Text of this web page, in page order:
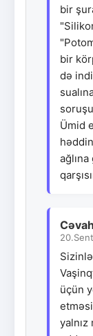
bir
bir
də
Ümid
üçün